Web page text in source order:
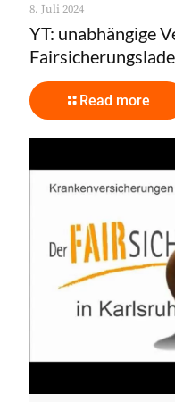
8. Juli 2024
YT: unabhängige
Read more